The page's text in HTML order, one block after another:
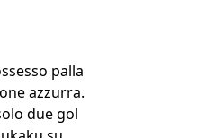
palla
azzurra.
due gol